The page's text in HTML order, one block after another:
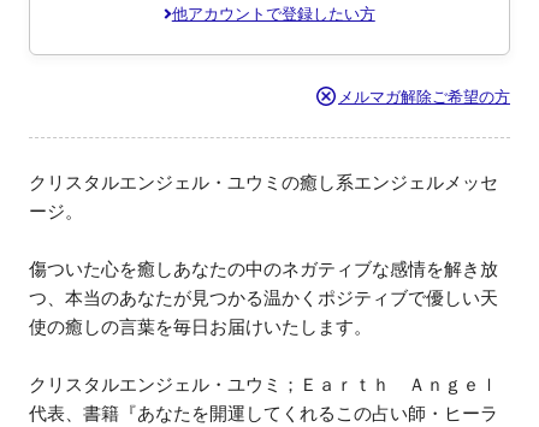
他アカウントで登録したい方
メルマガ解除ご希望の方
クリスタルエンジェル・ユウミの癒し系エンジェルメッセ
ージ。
傷ついた心を癒しあなたの中のネガティブな感情を解き放
つ、本当のあなたが見つかる温かくポジティブで優しい天
使の癒しの言葉を毎日お届けいたします。
クリスタルエンジェル・ユウミ；Ｅａｒｔｈ　Ａｎｇｅｌ
代表、書籍『あなたを開運してくれるこの占い師・ヒーラ